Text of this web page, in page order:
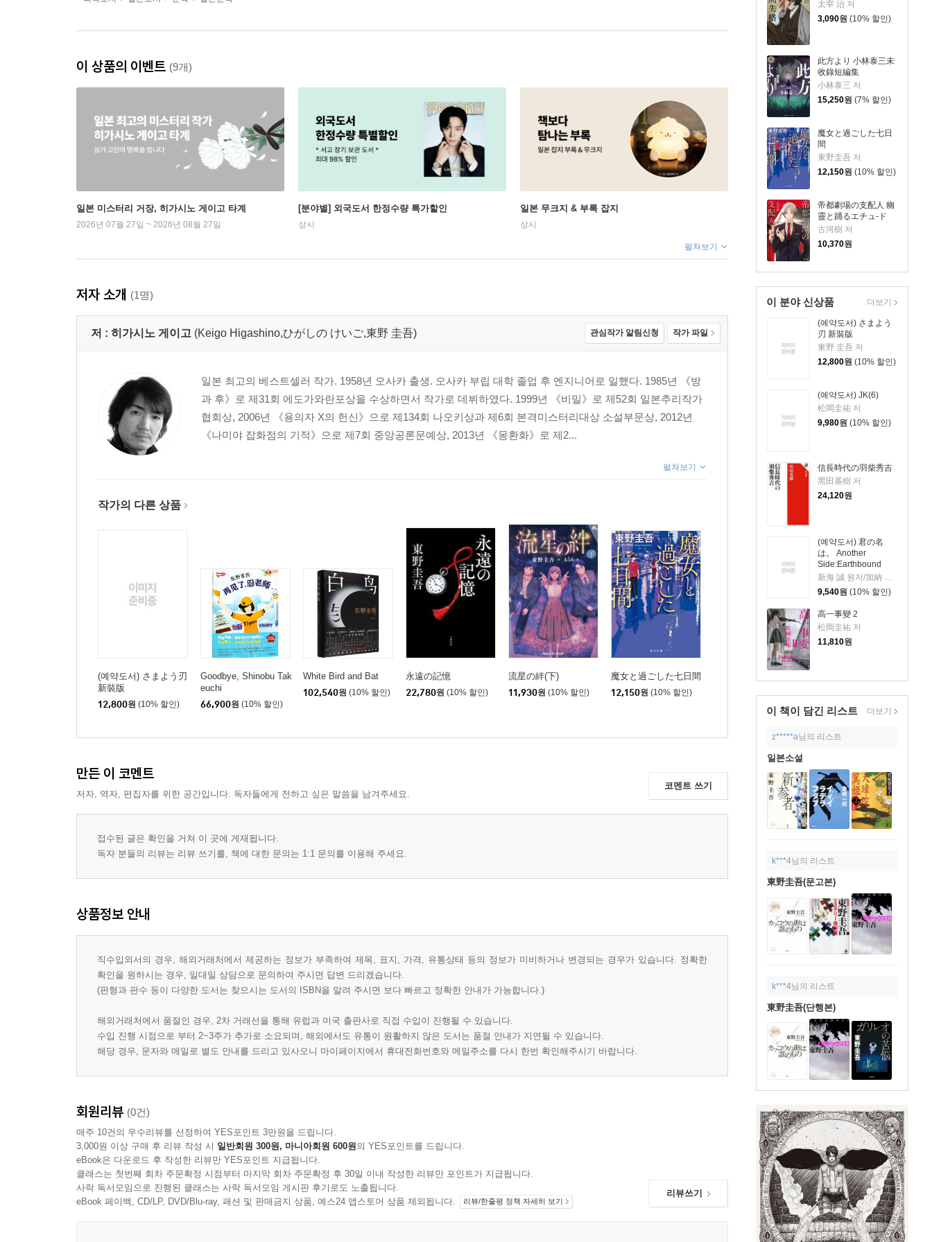
太宰 治 저
3,090원 (10% 할인)
此方より 小林泰三未
收錄短編集
小林泰三 저
15,250원 (7% 할인)
魔女と過ごした七日
間
東野圭吾 저
12,150원 (10% 할인)
帝都劇場の支配人 幽
靈と踊るエチュ-ド
古河樹 저
10,370원
이 분야 신상품
(예약도서) さまよう
刃 新裝版
東野 圭吾 저
12,800원 (10% 할인)
(예약도서) JK(6)
松岡圭祐 저
9,980원 (10% 할인)
信長時代の羽柴秀吉
黑田基樹 저
24,120원
(예약도서) 君の名
は。 Another
Side:Earthbound
9,540원 (10% 할인)
高一事變 2
松岡圭祐 저
11,810원
더보기
이 책이 담긴 리스트 더보기
z*****a님의 리스트
일본소설
k***4님의 리스트
東野圭吾(문고본)
k***4님의 리스트
東野圭吾(단행본)
이 상품의 이벤트 (9개)
일본 미스터리 거장, 히가시노 게이고 타계
2026년 07월 27일 ~ 2026년 08월 27일
[분야별] 외국도서 한정수량 특가할인
상시
일본 무크지 & 부록 잡지
상시
펼쳐보기
저자 소개 (1명)
저 : 히가시노 게이고 (Keigo Higashino,ひがしの けいご,東野 圭吾) 관심작가 알림신청 작가 파일
일본 최고의 베스트셀러 작가. 1958년 오사카 출생. 오사카 부립 대학 졸업 후 엔지니어로 일했다. 1985년 《방
과 후》로 제31회 에도가와란포상을 수상하면서 작가로 데뷔하였다. 1999년 《비밀》로 제52회 일본추리작가
협회상, 2006년 《용의자 X의 헌신》으로 제134회 나오키상과 제6회 본격미스터리대상 소설부문상, 2012년
《나미야 잡화점의 기적》으로 제7회 중앙공론문예상, 2013년 《몽환화》로 제2...
펼쳐보기
작가의 다른 상품
(예약도서) さまよう刃
新裝版
12,800원 (10% 할인)
Goodbye, Shinobu Tak
euchi
66,900원 (10% 할인)
White Bird and Bat
102,540원 (10% 할인)
永遠の記憶
22,780원 (10% 할인)
流星の絆(下)
11,930원 (10% 할인)
魔女と過ごした七日間
12,150원 (10% 할인)
만든 이 코멘트
저자, 역자, 편집자를 위한 공간입니다. 독자들에게 전하고 싶은 말씀을 남겨주세요.
코멘트 쓰기
접수된 글은 확인을 거쳐 이 곳에 게재됩니다.
독자 분들의 리뷰는 리뷰 쓰기를, 책에 대한 문의는 1:1 문의를 이용해 주세요.
상품정보 안내
직수입외서의 경우, 해외거래처에서 제공하는 정보가 부족하여 제목, 표지, 가격, 유통상태 등의 정보가 미비하거나 변경되는 경우가 있습니다. 정확한
확인을 원하시는 경우, 일대일 상담으로 문의하여 주시면 답변 드리겠습니다.
(판형과 판수 등이 다양한 도서는 찾으시는 도서의 ISBN을 알려 주시면 보다 빠르고 정확한 안내가 가능합니다.)
해외거래처에서 품절인 경우, 2차 거래선을 통해 유럽과 미국 출판사로 직접 수입이 진행될 수 있습니다.
수입 진행 시점으로 부터 2~3주가 추가로 소요되며, 해외에서도 유통이 원활하지 않은 도서는 품절 안내가 지연될 수 있습니다.
해당 경우, 문자와 메일로 별도 안내를 드리고 있사오니 마이페이지에서 휴대전화번호와 메일주소를 다시 한번 확인해주시기 바랍니다.
회원리뷰 (0건)
매주 10건의 우수리뷰를 선정하여 YES포인트 3만원을 드립니다.
3,000원 이상 구매 후 리뷰 작성 시 일반회원 300원, 마니아회원 600원의 YES포인트를 드립니다.
eBook은 다운로드 후 작성한 리뷰만 YES포인트 지급됩니다.
클래스는 첫번째 회차 주문확정 시점부터 마지막 회차 주문확정 후 30일 이내 작성한 리뷰만 포인트가 지급됩니다.
사락 독서모임으로 진행된 클래스는 사락 독서모임 게시판 후기로도 노출됩니다.
eBook 페이백, CD/LP, DVD/Blu-ray, 패션 및 판매금지 상품, 예스24 앱스토어 상품 제외됩니다.
리뷰/한줄평 정책 자세히 보기
리뷰쓰기